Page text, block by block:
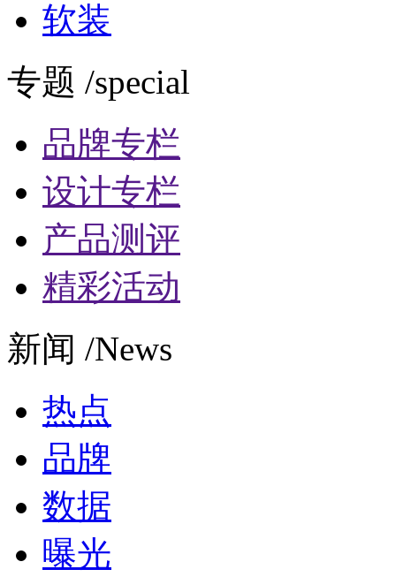
软装
专题 /special
品牌专栏
设计专栏
产品测评
精彩活动
新闻 /News
热点
品牌
数据
曝光